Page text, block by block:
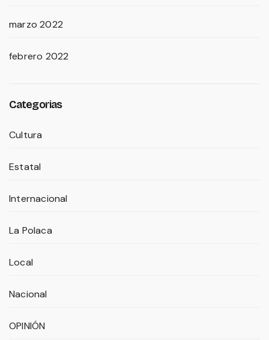
marzo 2022
febrero 2022
Categorias
Cultura
Estatal
Internacional
La Polaca
Local
Nacional
OPINIÓN